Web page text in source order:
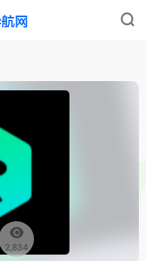
2,834